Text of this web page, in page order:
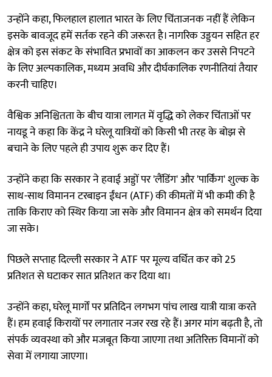
उन्होंने कहा, फिलहाल हालात भारत के लिए चिंताजनक नहीं हैं लेकिन
इसके बावजूद हमें सर्तक रहने की जरूरत है। नागरिक उड्डयन सहित हर
क्षेत्र को इस संकट के संभावित प्रभावों का आकलन कर उससे निपटने
के लिए अल्पकालिक, मध्यम अवधि और दीर्घकालिक रणनीतियां तैयार
करनी चाहिए।
वैश्विक अनिश्चितता के बीच यात्रा लागत में वृद्धि को लेकर चिंताओं पर
नायडू ने कहा कि केंद्र ने घरेलू यात्रियों को किसी भी तरह के बोझ से
बचाने के लिए पहले ही उपाय शुरू कर दिए हैं।
उन्होंने कहा कि सरकार ने हवाई अड्डों पर 'लैंडिंग' और 'पार्किंग' शुल्क के
साथ-साथ विमानन टरबाइन ईंधन (ATF) की कीमतों में भी कमी की है
ताकि किराए को स्थिर किया जा सके और विमानन क्षेत्र को समर्थन दिया
जा सके।
पिछले सप्ताह दिल्ली सरकार ने ATF पर मूल्य वर्धित कर को 25
प्रतिशत से घटाकर सात प्रतिशत कर दिया था।
उन्होंने कहा, घरेलू मार्गों पर प्रतिदिन लगभग पांच लाख यात्री यात्रा करते
हैं। हम हवाई किरायों पर लगातार नजर रख रहे हैं। अगर मांग बढ़ती है, तो
संपर्क व्यवस्था को और मजबूत किया जाएगा तथा अतिरिक्त विमानों को
सेवा में लगाया जाएगा।